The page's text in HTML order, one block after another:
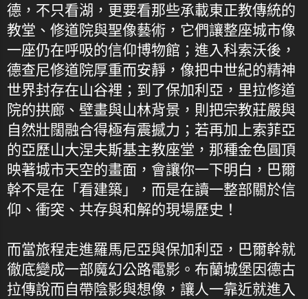
德，不只看湖，更要看那些承載東正教傳統的
教堂、修道院與聖像藝術，它們讓整座城市像
一座仍在呼吸的信仰博物館；進入科索沃後，
德查尼修道院厚重而安靜，像把中世紀的精神
世界封存在山谷裡；到了保加利亞，里拉修道
院的拱廊、壁畫與山林背景，則把宗教莊嚴與
自然壯闊融合得極有震撼力；若再加上索菲亞
的亞歷山大涅夫斯基主教座堂，那種金色圓頂
映著城市天空的畫面，會讓你一下明白，巴爾
幹不是在「看建築」，而是在讀一整部關於信
仰、衝突、共存與和解的現場歷史！
而當旅程走進羅馬尼亞與保加利亞，巴爾幹就
徹底變成一部魔幻公路電影。布蘭城堡因德古
拉傳說而自帶陰影與想像，讓人一靠近就進入